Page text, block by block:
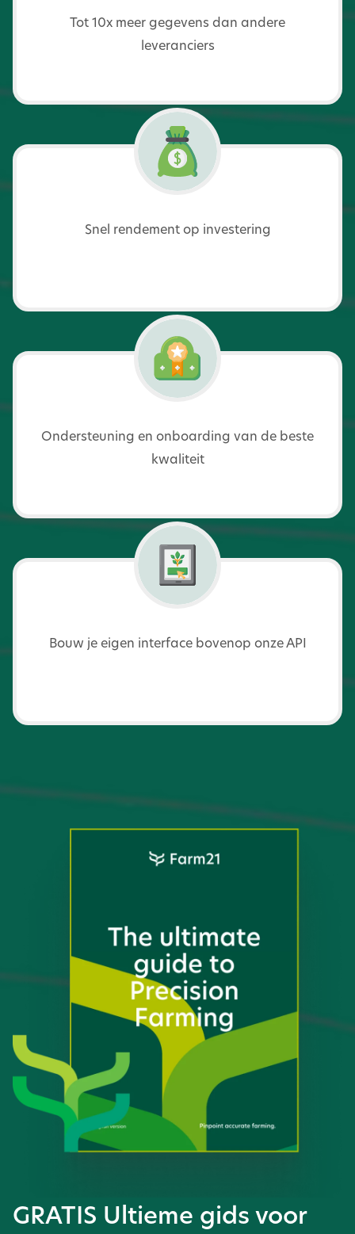
Tot 10x meer gegevens dan andere
leveranciers
Snel rendement op investering
Ondersteuning en onboarding van de beste
kwaliteit
Bouw je eigen interface bovenop onze API
GRATIS Ultieme gids voor